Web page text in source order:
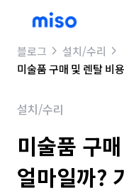
블로그
설치/수리
미술품 구매 및 렌탈 비
설치/수리
미술품 구
얼마일까?